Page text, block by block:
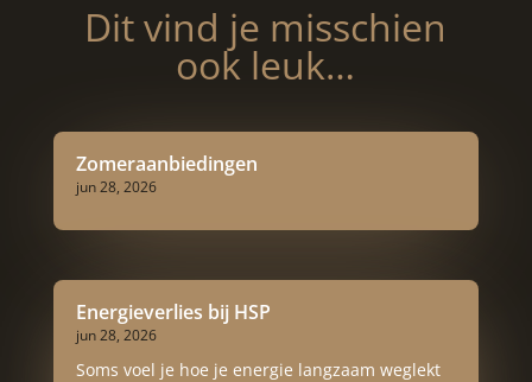
Dit vind je misschien
ook leuk…
Zomeraanbiedingen
jun 28, 2026
Energieverlies bij HSP
jun 28, 2026
Soms voel je hoe je energie langzaam weglekt